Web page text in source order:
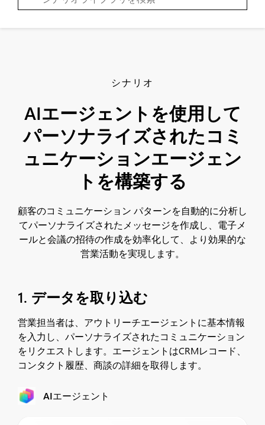
シナリオ
AIエージェントを使用して
パーソナライズされたコミ
ュニケーションエージェン
トを構築する
顧客のコミュニケーション パターンを自動的に分析し
てパーソナライズされたメッセージを作成し、電子メ
ールと会議の招待の作成を効率化して、より効果的な
営業活動を実現します。
1. データを取り込む
営業担当者は、アウトリーチエージェントに基本情報
を入力し、パーソナライズされたコミュニケーション
をリクエストします。エージェントはCRMレコード、
コンタクト履歴、商談の詳細を取得します。
AIエージェント